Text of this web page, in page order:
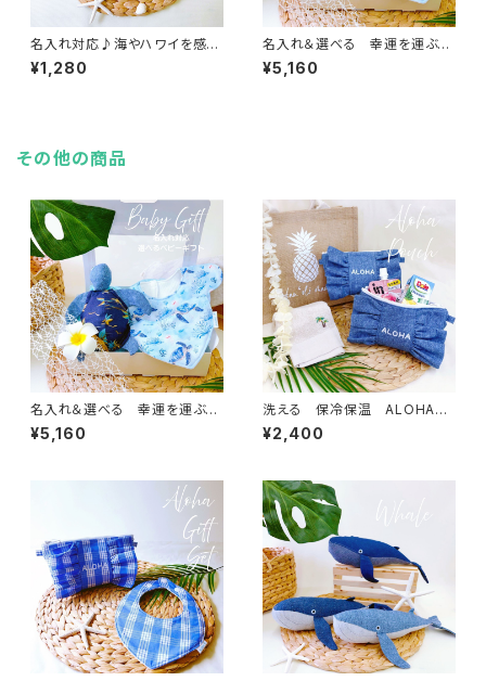
名入れ対応♪海やハワイを感じ
る ダブルボタンスタイ ベビ
ーギフト ／ 海 貝 ホヌ
¥1,280
名入れ＆選べる 幸運を運ぶホ
ヌ ２種類のスタイ ベビー
ギフト３点セット ／ 海
¥5,160
その他の商品
名入れ＆選べる 幸運を運ぶホ
ヌ ２種類のスタイ ベビー
ギフト３点セット ／ 海
¥5,160
洗える 保冷保温 ALOHA
ふんわりフリルポーチ ／
ラッピング ハワイアン ギフト
¥2,400